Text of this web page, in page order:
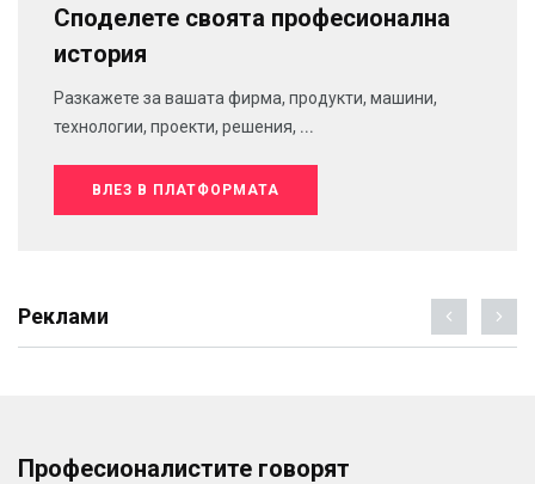
Споделете своята професионална
история
Разкажете за вашата фирма, продукти, машини,
технологии, проекти, решения, ...
ВЛЕЗ В ПЛАТФОРМАТА
Реклами
Професионалистите говорят